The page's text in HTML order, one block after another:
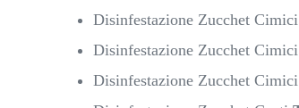
Disinfestazione Zucchet
Disinfestazione Zucchet
Disinfestazione Zucchet